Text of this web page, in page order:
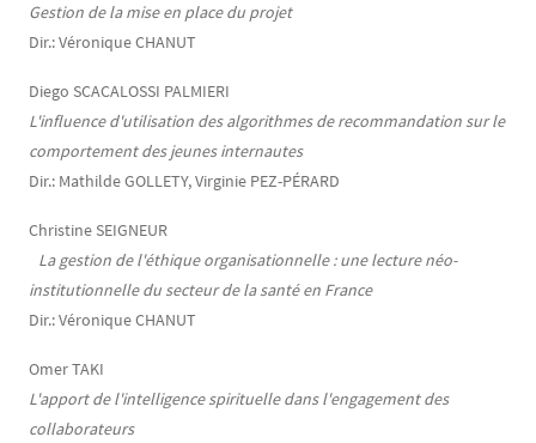
Gestion de la mise en place du projet
Dir.: Véronique CHANUT
Diego SCACALOSSI PALMIERI
L'influence d'utilisation des algorithmes de recommandation sur le
comportement des jeunes internautes
Dir.: Mathilde GOLLETY, Virginie PEZ-PÉRARD
Christine SEIGNEUR
La gestion de l'éthique organisationnelle : une lecture néo-
institutionnelle du secteur de la santé en France
Dir.: Véronique CHANUT
Omer TAKI
L'apport de l'intelligence spirituelle dans l'engagement des
collaborateurs